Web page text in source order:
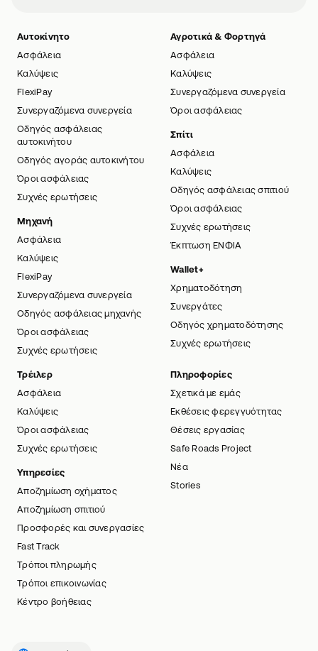
Αυτοκίνητο
Ασφάλεια
Καλύψεις
FlexiPay
Συνεργαζόμενα συνεργεία
Οδηγός ασφάλειας
αυτοκινήτου
Οδηγός αγοράς αυτοκινήτου
Όροι ασφάλειας
Συχνές ερωτήσεις
Μηχανή
Ασφάλεια
Καλύψεις
FlexiPay
Συνεργαζόμενα συνεργεία
Οδηγός ασφάλειας μηχανής
Όροι ασφάλειας
Συχνές ερωτήσεις
Αγροτικά & Φορτηγά
Ασφάλεια
Καλύψεις
Συνεργαζόμενα συνεργεία
Όροι ασφάλειας
Σπίτι
Ασφάλεια
Καλύψεις
Οδηγός ασφάλειας σπιτιού
Όροι ασφάλειας
Συχνές ερωτήσεις
Έκπτωση ΕΝΦΙΑ
Wallet+
Χρηματοδότηση
Συνεργάτες
Οδηγός χρηματοδότησης
Συχνές ερωτήσεις
Τρέιλερ
Ασφάλεια
Καλύψεις
Όροι ασφάλειας
Συχνές ερωτήσεις
Υπηρεσίες
Αποζημίωση οχήματος
Αποζημίωση σπιτιού
Προσφορές και συνεργασίες
Fast Track
Τρόποι πληρωμής
Τρόποι επικοινωνίας
Κέντρο βοήθειας
Πληροφορίες
Σχετικά με εμάς
Εκθέσεις φερεγγυότητας
Θέσεις εργασίας
Safe Roads Project
Νέα
Stories